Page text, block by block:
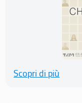
Scopri di più